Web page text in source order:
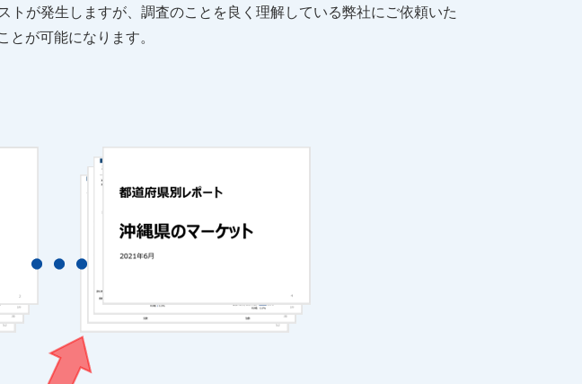
が発生しますが、調査のことを良く理解している弊社にご依頼いた
が可能になります。